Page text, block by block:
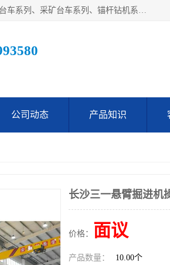
江西鑫通机械制造有限公司主营产品：履带装载机（扒渣机）系列、凿岩台车系列、湿喷台车系列、采矿台车系列、锚杆钻机系列、梭式矿车系列、电机车系列、砼搅拌运输车系列及后配套系列。公司在不断提升自身技术研发能力的同时引进德国、瑞典等国外先进技术和工艺，广泛征询用户意见，扬长避短，日趋完善和成熟，赢得了广大用户的青睐。
公司动态 产品知识
长沙三一悬臂掘进机
价格： 面议
产品数量： 10.00个